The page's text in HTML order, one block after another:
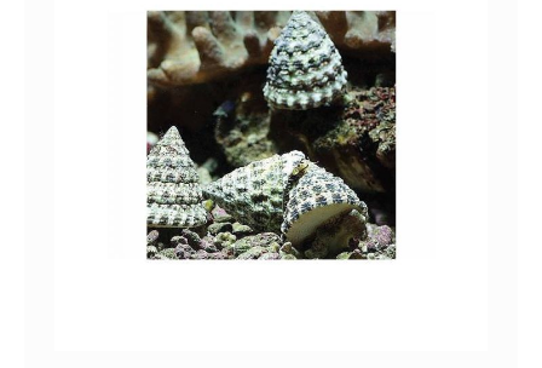
GIFT CARD
Il mio Account